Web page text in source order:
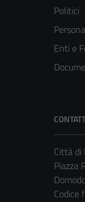
Politici
Enti e
Città di
Piazza
Codice